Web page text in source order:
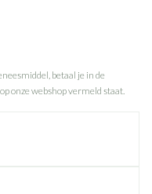
betaal je in de
onze webshop vermeld staat.